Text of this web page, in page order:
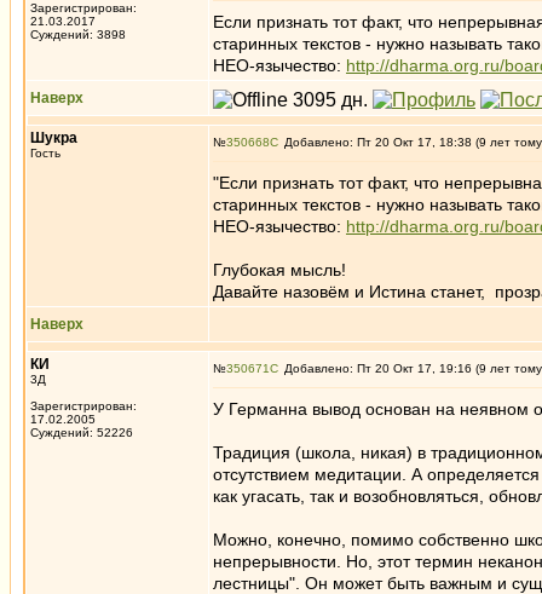
Зарегистрирован:
21.03.2017
Суждений: 3898
Если признать тот факт, что
старинных текстов - нужно называть
НЕО-язычество: http://dharma.org.ru/
Наверх
Шукра
Гость
№350668 Добавлено: Пт 20 Окт 17, 18:38 (9 лет
"Если признать тот факт, что
старинных текстов - нужно называть
НЕО-язычество: http://dharma.org.ru/
Глубокая мысль!
Давайте назовём и Истина станет,
Наверх
КИ
3Д
Зарегистрирован:
17.02.2005
Суждений: 52226
№350671 Добавлено: Пт 20 Окт 17, 19:16 (9 лет
У Германна вывод основан на неявном
Традиция (школа, никая) в
отсутствием медитации. А
как угасать, так и возобновляться,
Можно, конечно, помимо собственно
непрерывности. Но, этот термин
лестницы". Он может быть важным и